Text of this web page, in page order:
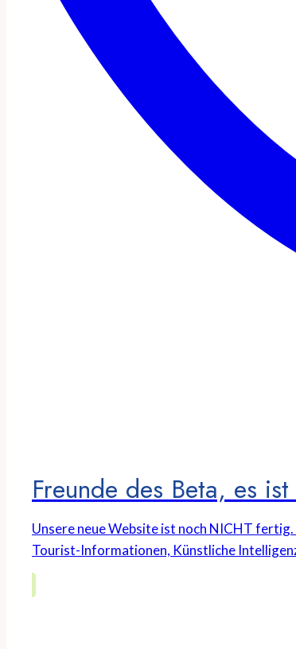
Freunde des Beta, es
Unsere neue Website ist noch NICHT
Tourist-Informationen, Künstliche